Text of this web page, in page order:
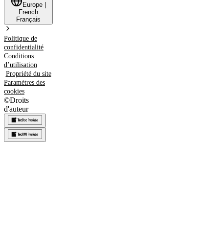
Europe
French
Français
Politique de
confidentialité
Conditions
d’utilisation
Propriété du site
Paramètres des
cookies
©Droits
d'auteur